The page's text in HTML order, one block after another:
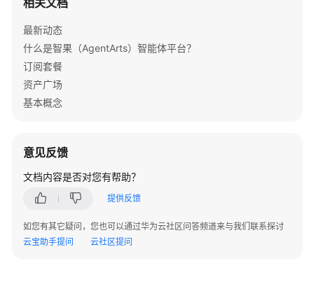
相关文档
最新动态
什么是智果（AgentArts）智能体平台？
订阅套餐
资产广场
基本概念
意见反馈
文档内容是否对您有帮助？
提供反馈
如您有其它疑问，您也可以通过华为云社区问答频道来与我们联系探讨
云宝助手提问
云社区提问